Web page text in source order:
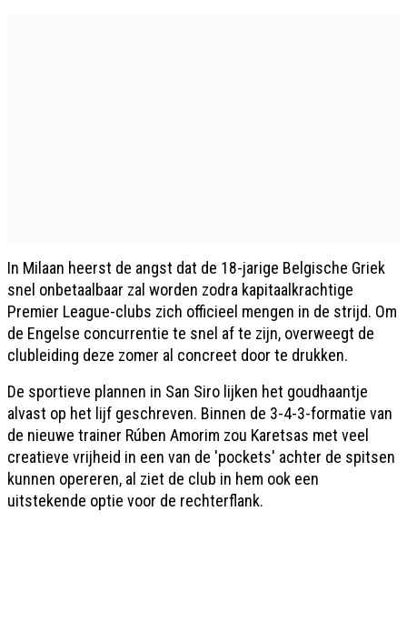
In Milaan heerst de angst dat de 18-jarige Belgische Griek
snel onbetaalbaar zal worden zodra kapitaalkrachtige
Premier League-clubs zich officieel mengen in de strijd. Om
de Engelse concurrentie te snel af te zijn, overweegt de
clubleiding deze zomer al concreet door te drukken.
De sportieve plannen in San Siro lijken het goudhaantje
alvast op het lijf geschreven. Binnen de 3-4-3-formatie van
de nieuwe trainer Rúben Amorim zou Karetsas met veel
creatieve vrijheid in een van de 'pockets' achter de spitsen
kunnen opereren, al ziet de club in hem ook een
uitstekende optie voor de rechterflank.